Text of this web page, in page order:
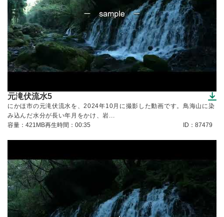
元滝伏流水5
（ダウンロードできます）
にかほ市の元滝伏流水を、2024年10月に撮影した動画です。鳥海山に染
み込んだ水分が長い年月をかけ、岩...
容量：421MB再生時間：00:35 ID：87479